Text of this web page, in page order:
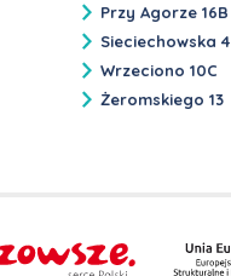
Przy Agorze 16B
Sieciechowska 4
Wrzeciono 10C
Żeromskiego 13